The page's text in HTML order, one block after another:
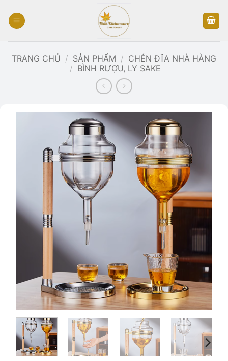
qua
dung
TRANG CHỦ / SẢN PHẨM / CHÉN ĐĨA NHÀ HÀNG
/ BÌNH RƯỢU, LY SAKE